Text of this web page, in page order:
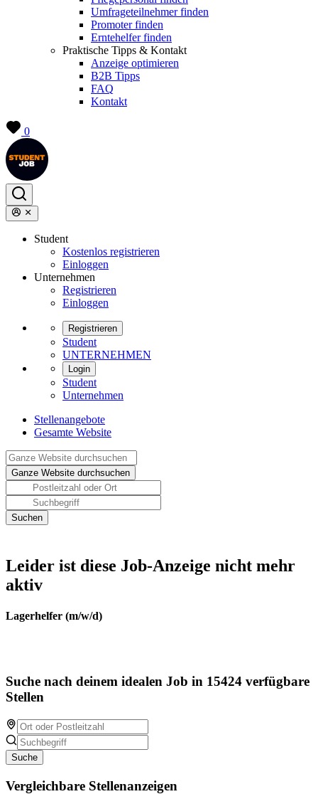
Umfrageteilnehmer finden
Promoter finden
Erntehelfer finden
Praktische Tipps & Kontakt
Anzeige optimieren
B2B Tipps
FAQ
Kontakt
0
Student
Kostenlos registrieren
Einloggen
Unternehmen
Registrieren
Einloggen
Registrieren
Student
UNTERNEHMEN
Login
Student
Unternehmen
Stellenangebote
Gesamte Website
Leider ist diese Job-Anzeige nicht mehr
aktiv
Lagerhelfer (m/w/d)
Suche nach deinem idealen Job in 15424 verfügbare
Stellen
Suche
Vergleichbare Stellenanzeigen